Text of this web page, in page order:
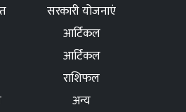
सरकारी योजनाएं
आर्टिकल
आर्टिकल
राशिफल
अन्य